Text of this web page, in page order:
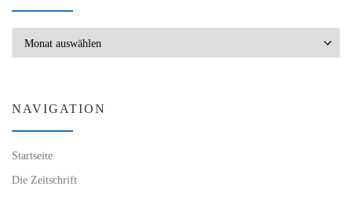
NAVIGATION
Startseite
Die Zeitschrift